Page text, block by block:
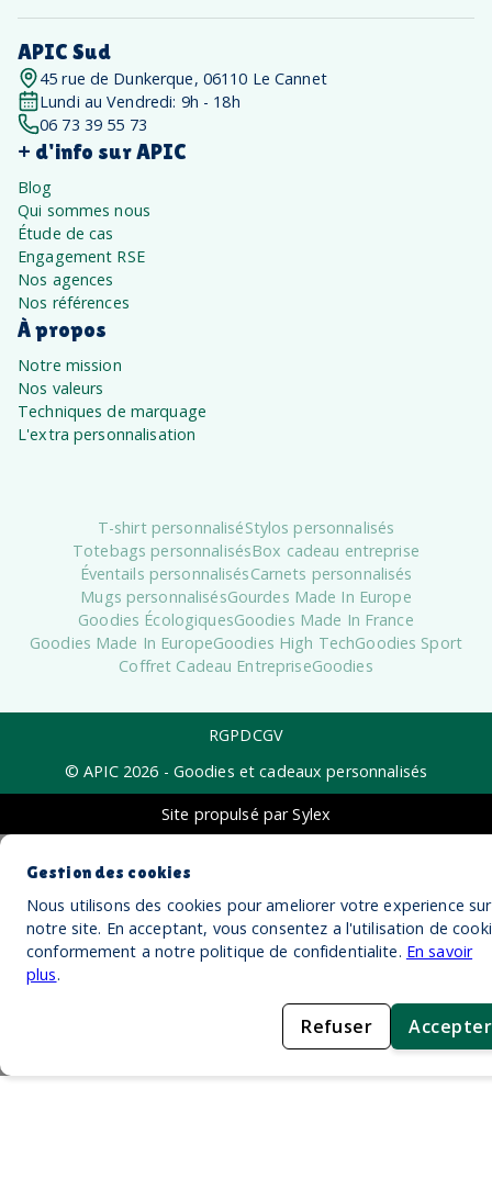
APIC Sud
45 rue de Dunkerque, 06110 Le Cannet
Lundi au Vendredi: 9h - 18h
06 73 39 55 73
+ d'info sur APIC
Blog
Qui sommes nous
Étude de cas
Engagement RSE
Nos agences
Nos références
À propos
Notre mission
Nos valeurs
Techniques de marquage
L'extra personnalisation
T-shirt personnaliséStylos personnalisés
Totebags personnalisésBox cadeau entreprise
Éventails personnalisésCarnets personnalisés
Mugs personnalisésGourdes Made In Europe
Goodies ÉcologiquesGoodies Made In France
Goodies Made In EuropeGoodies High TechGoodies Sport
Coffret Cadeau EntrepriseGoodies
RGPDCGV
© APIC 2026 - Goodies et cadeaux personnalisés
Site propulsé par Sylex
Gestion des cookies
Nous utilisons des cookies pour ameliorer votre experience sur
notre site. En acceptant, vous consentez a l'utilisation de
conformement a notre politique de confidentialite. En savoir
plus.
Refuser Accepter